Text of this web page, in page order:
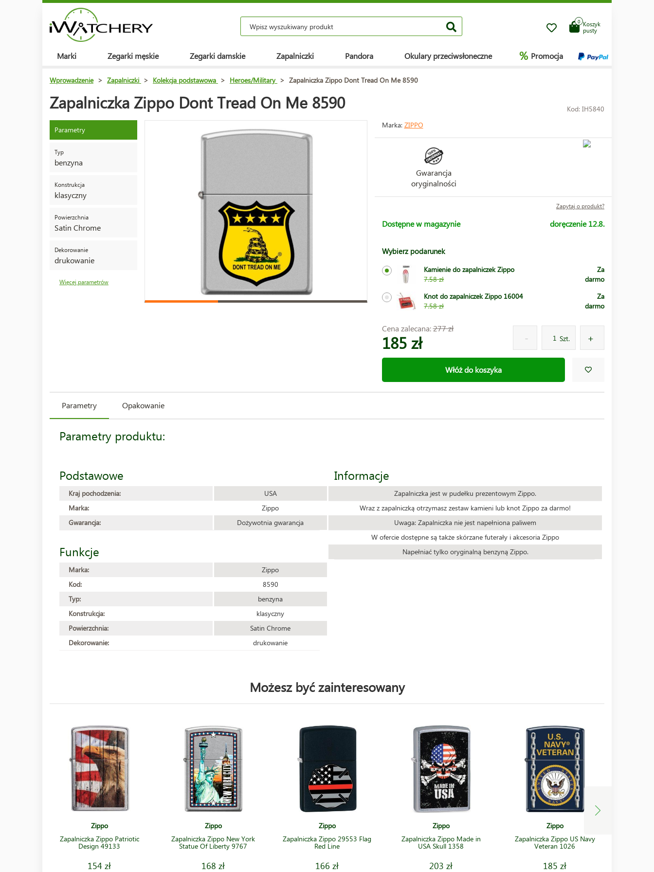
Koszyk
pusty
0
Marki Zegarki męskie Zegarki damskie Zapalniczki Pandora Okulary przeciwsłoneczne % Promocja
Wprowadzenie > Zapalniczki > Kolekcja podstawowa > Heroes/Military > Zapalniczka Zippo Dont Tread On Me 8590
Zapalniczka Zippo Dont Tread On Me 8590 Kod: IH5840
Parametry
Typ
benzyna
Konstrukcja
klasyczny
Powierzchnia
Satin Chrome
Dekorowanie
drukowanie
Więcej parametrów
Marka: ZIPPO
Gwarancja
oryginalności
Zapytaj o produkt?
Dostępne w magazynie doręczenie 12.8.
Wybierz podarunek
Kamienie do zapalniczek Zippo
7.58 zł
Za
darmo
Knot do zapalniczek Zippo 16004
7.58 zł
Za
darmo
Cena zalecana:277 zł
185 zł Szt.
Włóż do koszyka
Parametry Opakowanie
Parametry produktu:
Podstawowe
Kraj pochodzenia:
USA
Marka:
Zippo
Gwarancja:
Dożywotnia gwarancja
Funkcje
Marka:
Zippo
Kod:
8590
Typ:
benzyna
Konstrukcja:
klasyczny
Powierzchnia:
Satin Chrome
Dekorowanie:
drukowanie
Informacje
Zapalniczka jest w pudełku prezentowym Zippo.
Wraz z zapalniczką otrzymasz zestaw kamieni lub knot Zippo za darmo!
Uwaga: Zapalniczka nie jest napełniona paliwem
W ofercie dostępne są także skórzane futerały i akcesoria Zippo
Napełniać tylko oryginalną benzyną Zippo.
Możesz być zainteresowany
Zippo
Zapalniczka Zippo Patriotic
Design 49133
154 zł
Zippo
Zapalniczka Zippo New York
Statue Of Liberty 9767
168 zł
Zippo
Zapalniczka Zippo 29553 Flag
Red Line
166 zł
Zippo
Zapalniczka Zippo Made in
USA Skull 1358
203 zł
Zippo
Zapalniczka Zippo US Navy
Veteran 1026
185 zł